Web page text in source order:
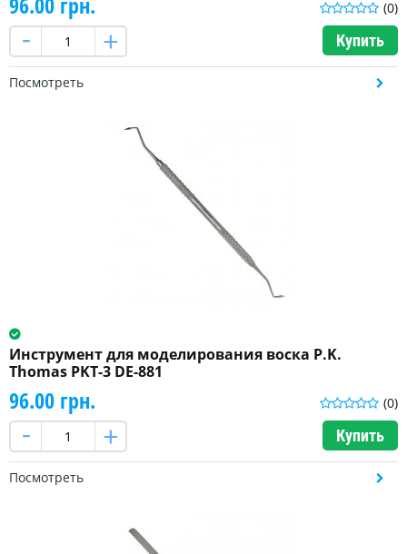
(0)
Купить
Посмотреть
Инструмент для моделирования воска P.K.
Thomas PKT-3 DE-881
(0)
96.00 грн.
Купить
Посмотреть